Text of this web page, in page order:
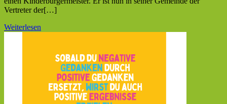
Vertreter der[…]
Weiterlesen